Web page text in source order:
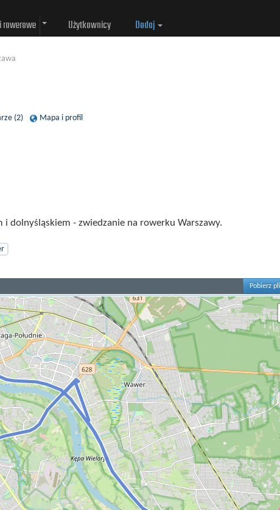
Użytkownicy Dodaj
(2) Mapa i profil
i dolnyśląskiem - zwiedzanie na rowerku Warszawy.
Pobierz